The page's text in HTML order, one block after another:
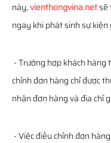
này,vienthongvina.netsẽ
ngay khi phát sinh sự
- Trường hợp khách hàng
chỉnh đơn hàng chỉ được
nhận đơn hàng và địa chỉ
- Việc điều chỉnh đơn